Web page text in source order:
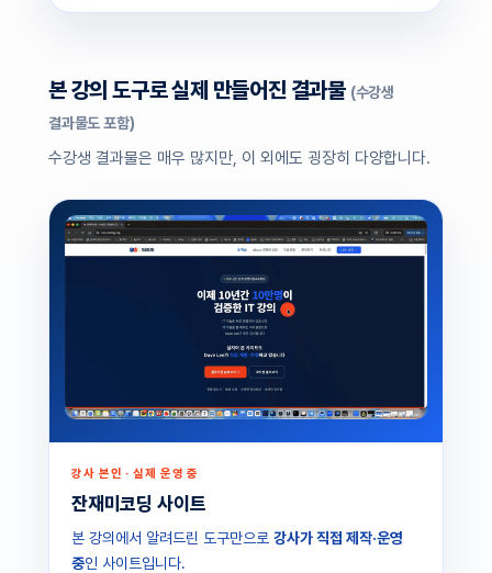
본 강의 도구로 실제 만들어진 결과물 (수강생
결과물도 포함)
수강생 결과물은 매우 많지만, 이 외에도 굉장히 다양합니다.
강사 본인 · 실제 운영 중
잔재미코딩 사이트
본 강의에서 알려드린 도구만으로 강사가 직접 제작·운영
중인 사이트입니다.